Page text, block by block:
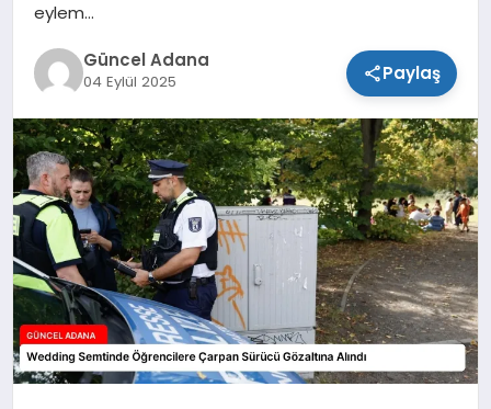
eylem…
Güncel Adana
04 Eylül 2025 Paylaş